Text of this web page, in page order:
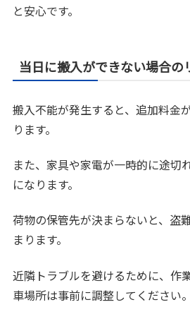
と安心です。
当日に搬入ができない場合の
搬入不能が発生すると、追加料金
ります。
また、家具や家電が一時的に途切
になります。
荷物の保管先が決まらないと、盗
まります。
近隣トラブルを避けるために、作
車場所は事前に調整してください。